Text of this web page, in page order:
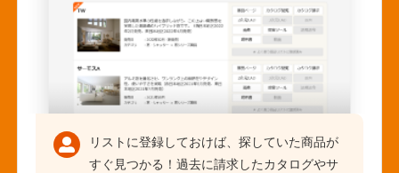
リストに登録しておけば、探していた商品が
すぐ見つかる！過去に請求したカタログやサ